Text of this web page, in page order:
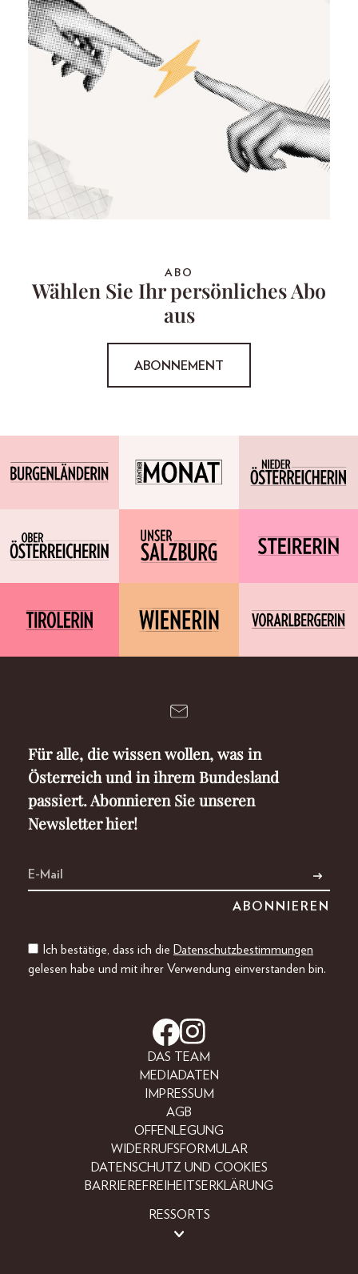
ABO
Wählen Sie Ihr persönliches Abo
aus
ABONNEMENT
Für alle, die wissen wollen, was in
Österreich und in ihrem Bundesland
passiert. Abonnieren Sie unseren
Newsletter hier!
Ich bestätige, dass ich die Datenschutzbestimmungen
gelesen habe und mit ihrer Verwendung einverstanden bin.
DAS TEAM
MEDIADATEN
IMPRESSUM
AGB
OFFENLEGUNG
WIDERRUFSFORMULAR
DATENSCHUTZ UND COOKIES
BARRIEREFREIHEITSERKLÄRUNG
RESSORTS